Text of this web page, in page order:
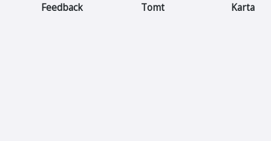
Feedback Tomt Karta